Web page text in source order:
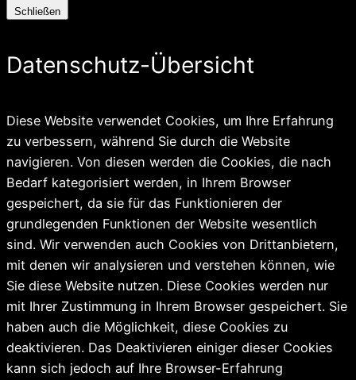
Schließen
Datenschutz-Übersicht
Diese Website verwendet Cookies, um Ihre Erfahrung
zu verbessern, während Sie durch die Website
navigieren. Von diesen werden die Cookies, die nach
Bedarf kategorisiert werden, in Ihrem Browser
gespeichert, da sie für das Funktionieren der
grundlegenden Funktionen der Website wesentlich
sind. Wir verwenden auch Cookies von Drittanbietern,
mit denen wir analysieren und verstehen können, wie
Sie diese Website nutzen. Diese Cookies werden nur
mit Ihrer Zustimmung in Ihrem Browser gespeichert. Sie
haben auch die Möglichkeit, diese Cookies zu
deaktivieren. Das Deaktivieren einiger dieser Cookies
kann sich jedoch auf Ihre Browser-Erfahrung